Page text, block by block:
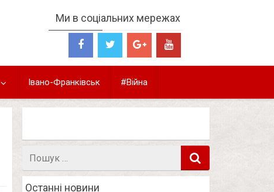
Ми в соціальних мережах
Івано-Франківськ #Війна
Останні новини